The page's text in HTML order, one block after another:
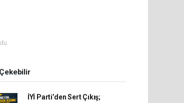
İYİ Parti’den Sert Çıkış;